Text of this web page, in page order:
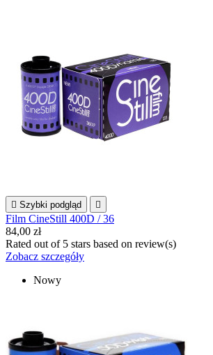
 Szybki podgląd 
Film CineStill 400D / 36
84,00 zł
Rated out of 5 stars based on review(s)
Zobacz szczegóły
Nowy